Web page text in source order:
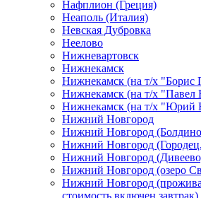
Нафплион (Греция)
Неаполь (Италия)
Невская Дубровка
Неелово
Нижневартовск
Нижнекамск
Нижнекамск (на т/х "Борис
Нижнекамск (на т/х "Павел
Нижнекамск (на т/х "Юрий
Нижний Новгород
Нижний Новгород
Нижний Новгород
Нижний Новгород
Нижний Новгород (озеро
Нижний Новгород
стоимость включен завтрак)